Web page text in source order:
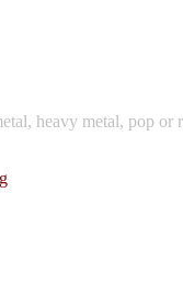
heavy metal, pop